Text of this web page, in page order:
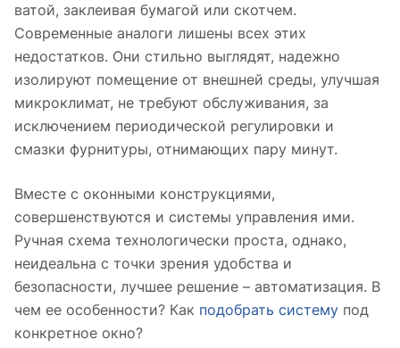
ватой, заклеивая бумагой или скотчем.
Современные аналоги лишены всех этих
недостатков. Они стильно выглядят, надежно
изолируют помещение от внешней среды, улучшая
микроклимат, не требуют обслуживания, за
исключением периодической регулировки и
смазки фурнитуры, отнимающих пару минут.
Вместе с оконными конструкциями,
совершенствуются и системы управления ими.
Ручная схема технологически проста, однако,
неидеальна с точки зрения удобства и
безопасности, лучшее решение – автоматизация. В
чем ее особенности? Как подобрать систему под
конкретное окно?